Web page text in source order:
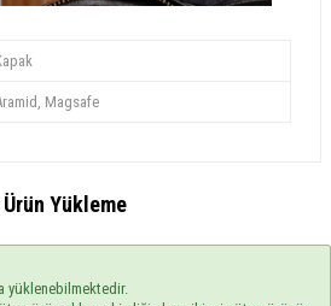
Magsafe
Yükleme
yüklenebilmektedir.